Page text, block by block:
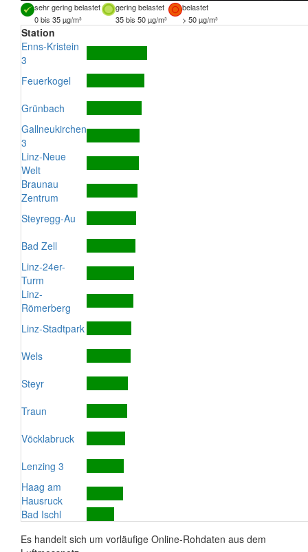
sehr gering belastet gering belastet
belastet
0 bis 35 µg/m³
35 bis 50 µg/m³ > 50 µg/m³
Station
Enns-Kristein
3
Feuerkogel
Grünbach
Gallneukirchen
3
Linz-Neue
Welt
Braunau
Zentrum
Steyregg-Au
Bad Zell
Linz-24er-
Turm
Linz-
Römerberg
Linz-Stadtpark
Wels
Steyr
Traun
Vöcklabruck
Lenzing 3
Haag am
Hausruck
Bad Ischl
Es handelt sich um vorläufige Online-Rohdaten aus dem